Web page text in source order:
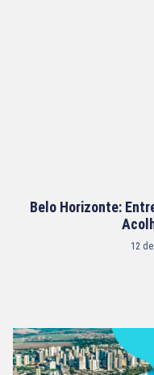
Belo Horizonte:
12